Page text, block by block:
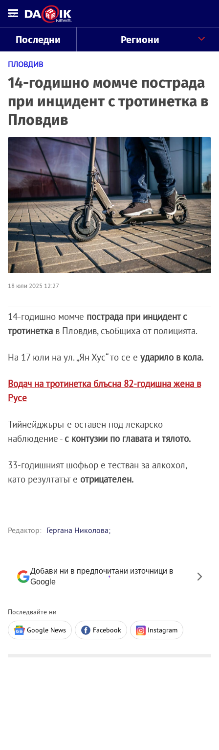
Последни Региони
ПЛОВДИВ
14-годишно момче пострада
при инцидент с тротинетка в
Пловдив
18 юли 2025 12:27
14-годишно момче пострада при инцидент с
тротинетка в Пловдив, съобщиха от полицията.
На 17 юли на ул. „Ян Хус“ то се е ударило в кола.
Водач на тротинетка блъсна 82-годишна жена в
Русе
Тийнейджърът е оставен под лекарско
наблюдение - с контузии по главата и тялото.
33-годишният шофьор е тестван за алкохол,
като резултатът е отрицателен.
Редактор: Гергана Николова;
Добави ни в предпочитани източници в
Google
Последвайте ни
Google News Facebook Instagram